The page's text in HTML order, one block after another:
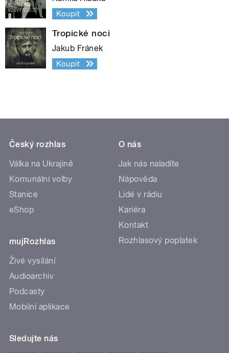
Koupit
Tropické noci
Jakub Fránek
Koupit
Český rozhlas
Válka na Ukrajině
Komunální volby
Stanice
eShop
mujRozhlas
Živé vysílání
Audioarchiv
Podcasty
Mobilní aplikace
O nás
Jak nás naladíte
Nápověda
Lidé v rádiu
Kariéra
Kontakt
Rozhlasový poplatek
Sledujte nás